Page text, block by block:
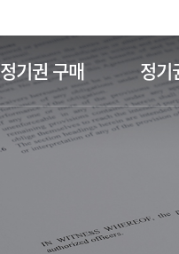
정기권 구매 정기